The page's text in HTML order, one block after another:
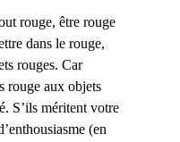
rouge, être rouge
dans le rouge,
rouges. Car
rouge aux objets
S’ils méritent votre
(en